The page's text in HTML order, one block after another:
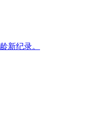
新纪录。